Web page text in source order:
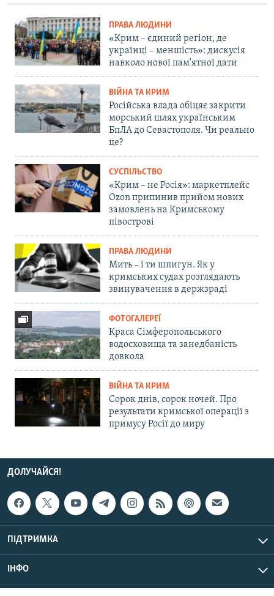
ПРАВА ЛЮДИНИ
«Крим – єдиний регіон, де
українці – меншість»: дискусія
навколо нової пам'ятної дати
ВІЙНА ТА КРИМ
Російська влада обіцяє закрити
морський шлях українським
БпЛА до Севастополя. Чи реально
це?
СУСПІЛЬСТВО
«Крим – не Росія»: маркетплейс
Ozon припинив прийом нових
замовлень на Кримському
півострові
ПРАВА ЛЮДИНИ
Мить – і ти шпигун. Як у
кримських судах розглядають
звинувачення в держзраді
ФОТОГАЛЕРЕЇ
Краса Сімферопольського
водосховища та занедбаність
довкола
ВІЙНА ТА КРИМ
Сорок днів, сорок ночей. Про
результати кримської операції з
примусу Росії до миру
ДОЛУЧАЙСЯ!
ПІДТРИМКА
ІНФО